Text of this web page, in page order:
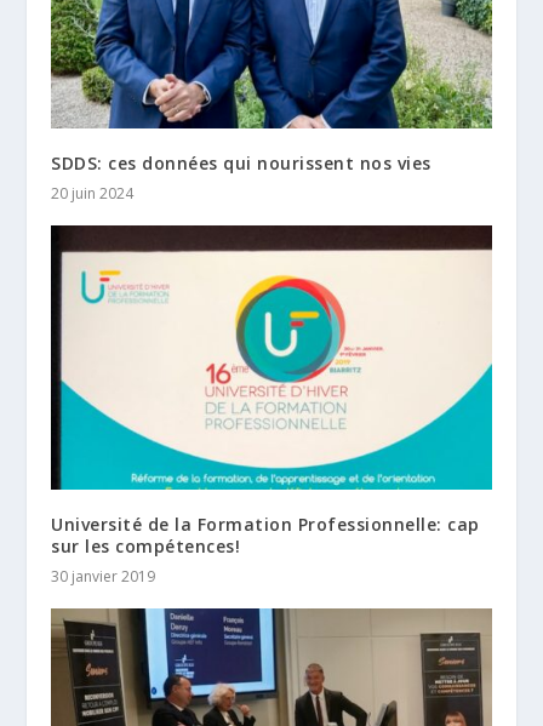
SDDS: ces données qui nourissent nos vies
20 juin 2024
Université de la Formation Professionnelle: cap
sur les compétences!
30 janvier 2019